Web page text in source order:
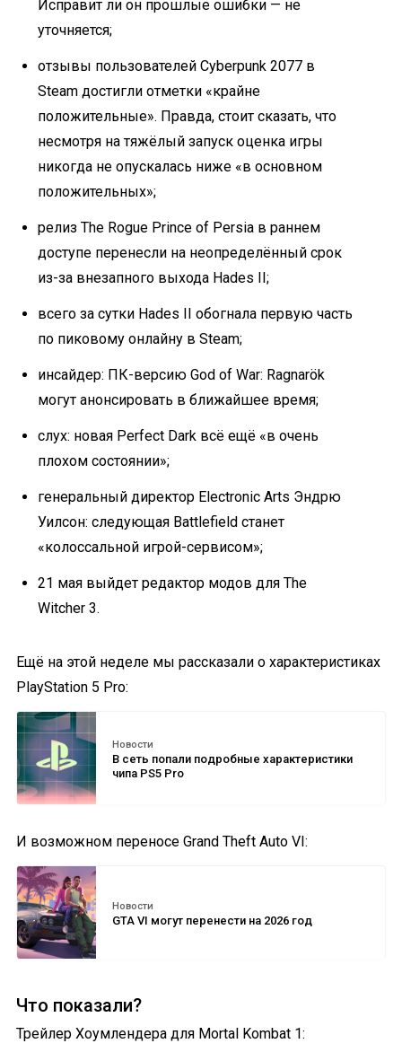
Исправит ли он прошлые ошибки — не
уточняется;
отзывы пользователей Cyberpunk 2077 в
Steam достигли отметки «крайне
положительные». Правда, стоит сказать, что
несмотря на тяжёлый запуск оценка игры
никогда не опускалась ниже «в основном
положительных»;
релиз The Rogue Prince of Persia в раннем
доступе перенесли на неопределённый срок
из-за внезапного выхода Hades II;
всего за сутки Hades II обогнала первую часть
по пиковому онлайну в Steam;
инсайдер: ПК-версию God of War: Ragnarök
могут анонсировать в ближайшее время;
слух: новая Perfect Dark всё ещё «в очень
плохом состоянии»;
генеральный директор Electronic Arts Эндрю
Уилсон: следующая Battlefield станет
«колоссальной игрой-сервисом»;
21 мая выйдет редактор модов для The
Witcher 3.
Ещё на этой неделе мы рассказали о характеристиках
PlayStation 5 Pro:
Новости
В сеть попали подробные характеристики
чипа PS5 Pro
И возможном переносе Grand Theft Auto VI:
Новости
GTA VI могут перенести на 2026 год
Что показали?
Трейлер Хоумлендера для Mortal Kombat 1: